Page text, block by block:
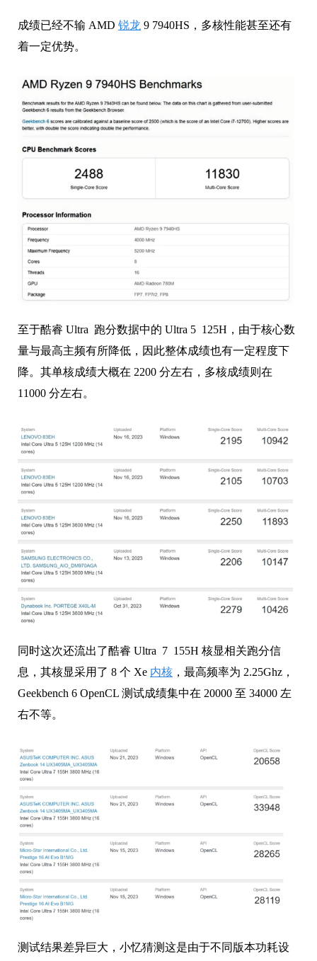
成绩已经不输 AMD 锐龙 9 7940HS，多核性能甚至还有
着一定优势。
至于酷睿 Ultra 跑分数据中的 Ultra 5 125H，由于核心数
量与最高主频有所降低，因此整体成绩也有一定程度下
降。其单核成绩大概在 2200 分左右，多核成绩则在
11000 分左右。
同时这次还流出了酷睿 Ultra 7 155H 核显相关跑分信
息， 其核显采用了 8 个 Xe 内核 ，最高频率为 2.25Ghz，
Geekbench 6 OpenCL 测试成绩集中在 20000 至 34000 左
右不等。
测试结果差异巨大，小忆猜测这是由于不同版本功耗设